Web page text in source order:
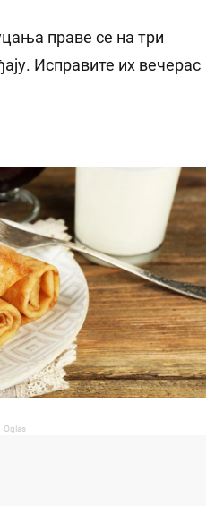
праве се на три
Исправите их вечерас
Oglas